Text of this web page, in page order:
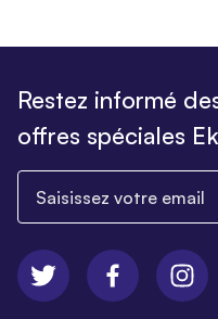
Restez informé
offres spéciales